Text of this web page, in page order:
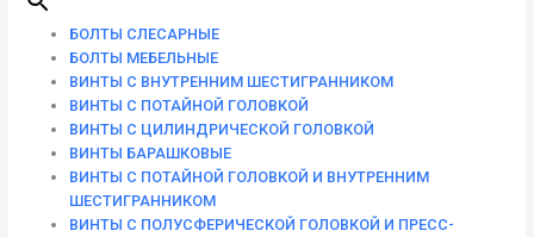
БОЛТЫ СЛЕСАРНЫЕ
БОЛТЫ МЕБЕЛЬНЫЕ
ВИНТЫ С ВНУТРЕННИМ ШЕСТИГРАННИКОМ
ВИНТЫ С ПОТАЙНОЙ ГОЛОВКОЙ
ВИНТЫ С ЦИЛИНДРИЧЕСКОЙ ГОЛОВКОЙ
ВИНТЫ БАРАШКОВЫЕ
ВИНТЫ С ПОТАЙНОЙ ГОЛОВКОЙ И ВНУТРЕННИМ
ШЕСТИГРАННИКОМ
ВИНТЫ С ПОЛУСФЕРИЧЕСКОЙ ГОЛОВКОЙ И ПРЕСС-